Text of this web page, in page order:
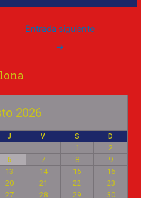
Entrada siguiente
→
2026
J V S D
1
2
6 7 8
9
13 14 15
16
20 21 22
23
27 28 29 30